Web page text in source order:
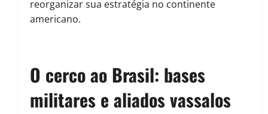
reorganizar sua estratégia no continente
americano.
O cerco ao Brasil: bases
militares e aliados vassalos